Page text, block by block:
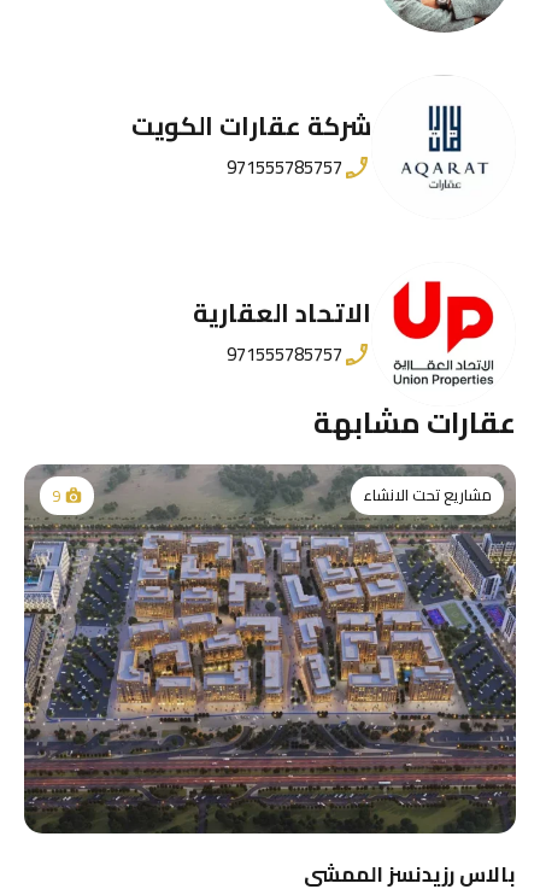
شركة عقارات الكويت
971555785757
الاتحاد العقارية
971555785757
عقارات مشابهة
مشاريع تحت الانشاء 9
بالاس رزيدنسز الممشى